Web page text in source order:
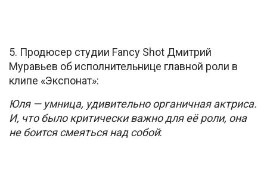
5. Продюсер студии Fancy Shot Дмитрий
Муравьев об исполнительнице главной роли в
клипе «Экспонат»:
Юля — умница, удивительно органичная актриса.
И, что было критически важно для её роли, она
не боится смеяться над собой: